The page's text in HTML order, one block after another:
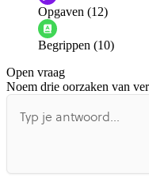
Informatie is onjuist
De docent is te
De uitleg gaat te
Opgaven (12)
Begrippen (10)
Open vraag
Noem drie oorzaken van